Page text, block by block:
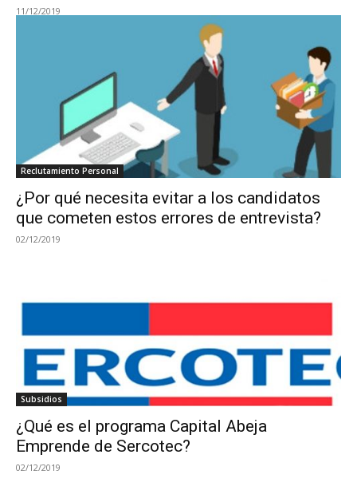
11/12/2019
Reclutamiento Personal
¿Por qué necesita evitar a los candidatos
que cometen estos errores de entrevista?
02/12/2019
Subsidios
¿Qué es el programa Capital Abeja
Emprende de Sercotec?
02/12/2019